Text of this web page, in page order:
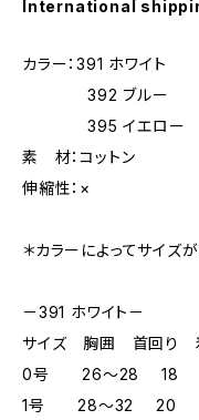
International
カラー：391 ホワイト
392 ブルー
395 イエロー
素 材：コットン
伸縮性：×
＊カラーによってサイズ
－391 ホワイト－
サイズ 胸囲 首回り
0号 26～28
1号 28～32 20